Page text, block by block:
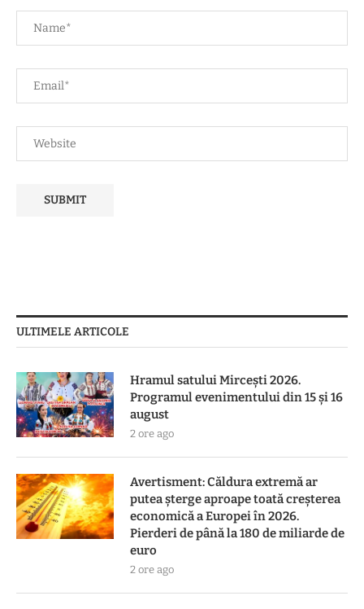
ULTIMELE ARTICOLE
Hramul satului Mircești 2026.
Programul evenimentului din 15 și 16
august
2 ore ago
Avertisment: Căldura extremă ar
putea șterge aproape toată creșterea
economică a Europei în 2026.
Pierderi de până la 180 de miliarde de
euro
2 ore ago